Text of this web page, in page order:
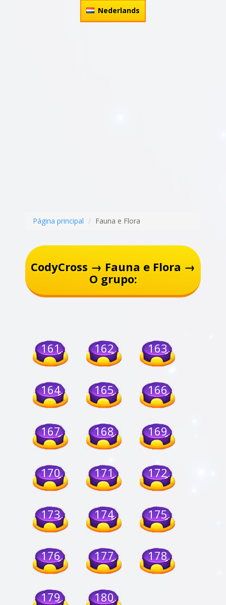
Nederlands
Página principal Fauna e Flora
CodyCross → Fauna e Flora →
O grupo:
161 162 163
164 165 166
167 168 169
170 171 172
173 174 175
176 177 178
179 180